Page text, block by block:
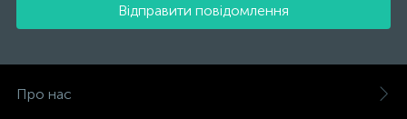
Відправити повідомлення
Про нас